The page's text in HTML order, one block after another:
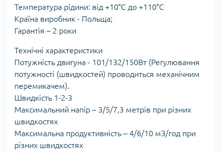
Температура рідини: від +10°С до +110°С
Країна виробник - Польща;
Гарантія – 2 роки
Технічні характеристики
Потужність двигуна - 101/132/150Вт (Регулювання
потужності (швидкостей) проводиться механічним
перемикачем).
Швидкість 1-2-3
Максимальний напір – 3/5/7,3 метрів при різних
швидкостях
Максимальна продуктивність – 4/6/10 м3/год при
різних швидкостях